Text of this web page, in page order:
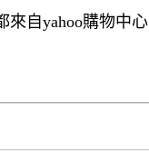
來自yahoo購物中心